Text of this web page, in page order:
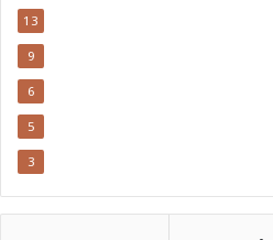
13
9
6
5
3